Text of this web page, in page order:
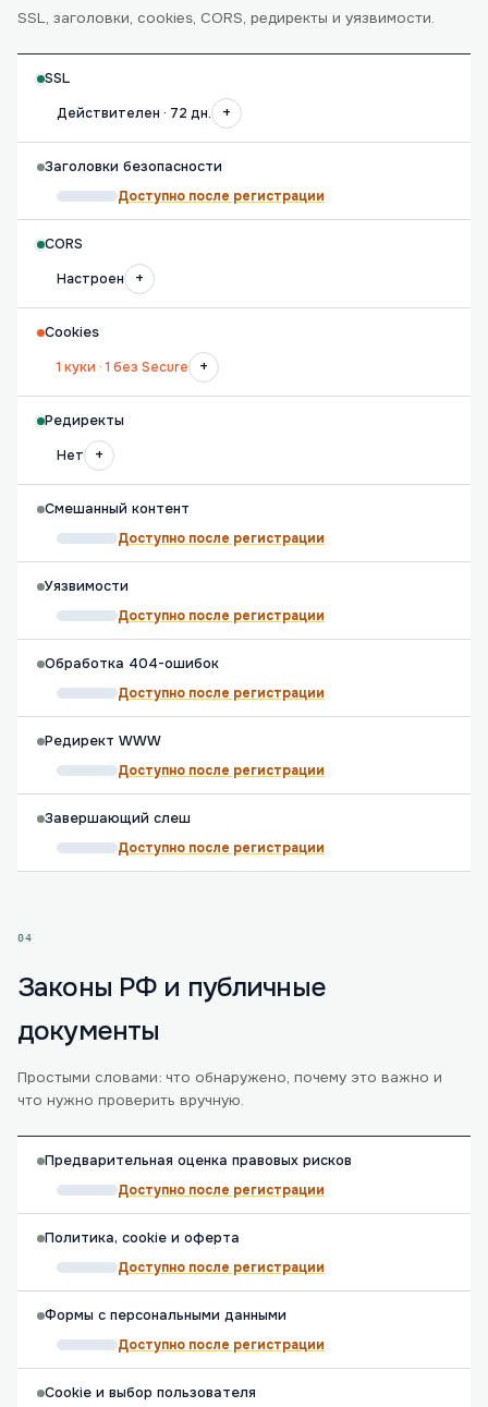
SSL, заголовки, cookies, CORS, редиректы и уязвимости.
SSL
Действителен · 72 дн.
+
Заголовки безопасности
Доступно после регистрации
CORS
Настроен
+
Cookies
1 куки · 1 без Secure
+
Редиректы
Нет
+
Смешанный контент
Доступно после регистрации
Уязвимости
Доступно после регистрации
Обработка 404-ошибок
Доступно после регистрации
Редирект WWW
Доступно после регистрации
Завершающий слеш
Доступно после регистрации
04
Законы РФ и публичные
документы
Простыми словами: что обнаружено, почему это важно и
что нужно проверить вручную.
Предварительная оценка правовых рисков
Доступно после регистрации
Политика, cookie и оферта
Доступно после регистрации
Формы с персональными данными
Доступно после регистрации
Cookie и выбор пользователя